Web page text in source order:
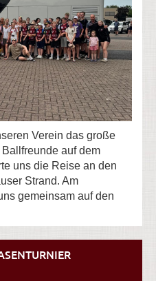
Verein das große
auf dem
uns die Reise an den
Strand. Am
gemeinsam auf den